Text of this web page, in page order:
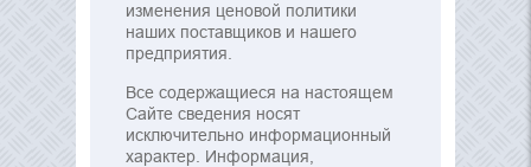
изменения ценовой политики
наших поставщиков и нашего
предприятия.
Все содержащиеся на настоящем
Сайте сведения носят
исключительно информационный
характер. Информация,